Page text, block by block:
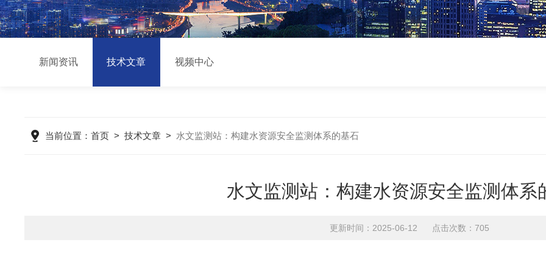
新闻资讯 技术文章 视频中心
当前位置：首页 >技术文章 > 水文监测站：构建水资源安全监测体系的基石
水文监测站：构建水资源安全监测体系
更新时间：2025-06-12 点击次数：705